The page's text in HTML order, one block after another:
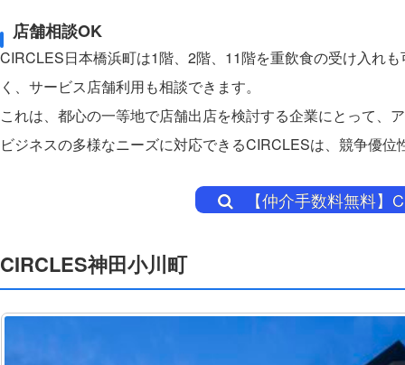
店舗相談OK
CIRCLES日本橋浜町は1階、2階、11階を重飲食の受け入れ
く、サービス店舗利用も相談できます。
これは、都心の一等地で店舗出店を検討する企業にとって、
ビジネスの多様なニーズに対応できるCIRCLESは、競争優
【仲介手数料無料】
CIRCLES神田小川町